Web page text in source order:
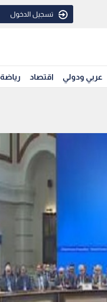
تسجيل الدخول
عربي ودولي اقتصاد رياضة